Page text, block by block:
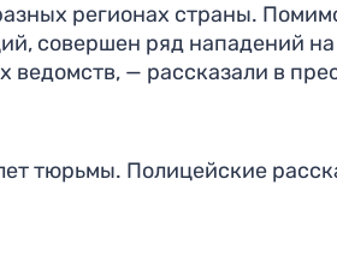
регионах страны.
совершен ряд нападений на
ведомств, — рассказали в
тюрьмы. Полицейские